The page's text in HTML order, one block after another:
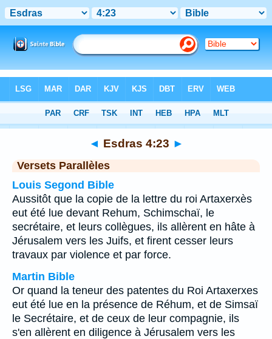
Chapitre 4> Verset 23
◄ Esdras 4:23 ►
Versets Parallèles
Louis Segond Bible
Aussitôt que la copie de la lettre du roi Artaxerxès
eut été lue devant Rehum, Schimschaï, le
secrétaire, et leurs collègues, ils allèrent en hâte à
Jérusalem vers les Juifs, et firent cesser leurs
travaux par violence et par force.
Martin Bible
Or quand la teneur des patentes du Roi Artaxerxes
eut été lue en la présence de Réhum, et de Simsaï
le Secrétaire, et de ceux de leur compagnie, ils
s'en allèrent en diligence à Jérusalem vers les